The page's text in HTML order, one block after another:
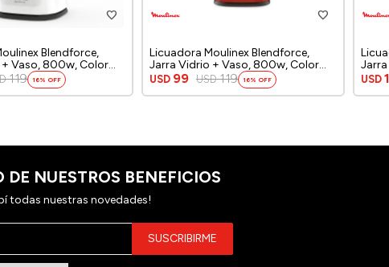
Blendforce,
Vaso, 800w, Color
119 16
Licuadora Moulinex Blendforce,
Jarra Vidrio + Vaso, 800w, Color
Rojo
USD 99 USD 119 16 USD
DE NUESTROS BENEFICIOS
todas nuestras novedades!
SUSCRIBIRME